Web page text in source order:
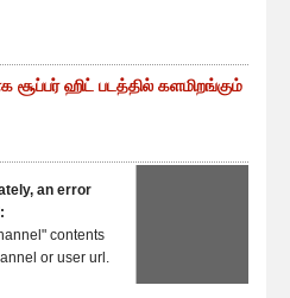
சூப்பர் ஹிட் படத்தில் களமிறங்கும்
an error
contents
or user url.